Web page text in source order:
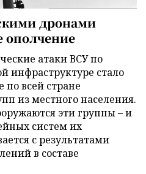
дронами
ополчение
атаки ВСУ по
инфраструктуре стало
по всей стране
из местного населения.
эти группы – и
систем их
с результатами
в составе